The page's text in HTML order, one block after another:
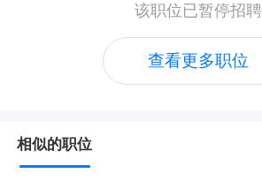
该职位已暂停招聘
查看更多职位
相似的职位